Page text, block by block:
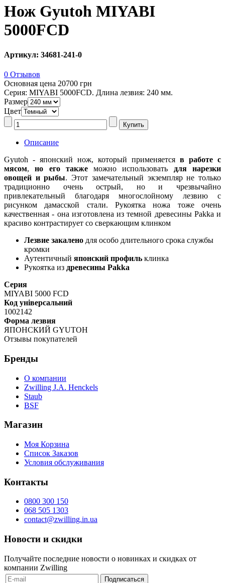
Нож Gyutoh MIYABI
5000FCD
Артикул: 34681-241-0
0 Отзывов
Основная цена 20700 грн
Серия: MIYABI 5000FCD. Длина лезвия: 240 мм.
Размер
Цвет
Описание
Gyutoh - японский нож, который применяется в работе с
мясом,но его такжеможно использовать для нарезки
овощей и рыбы. Этот замечательный экземпляр не только
традиционно очень острый, но и чрезвычайно
привлекательный благодаря многослойному лезвию с
рисунком дамасской стали. Рукоятка ножа тоже очень
качественная - она изготовлена из темной древесины Pakka и
красиво контрастирует со сверкающим клинком
Лезвие закалено для особо длительного срока службы
кромки
Аутентичный японский профиль клинка
Рукоятка из древесины Pakka
Серия
MIYABI 5000 FCD
Код універсальний
1002142
Форма лезвия
ЯПОНСКИЙ GYUTOH
Отзывы покупателей
Бренды
О компании
Zwilling J.A. Henckels
Staub
BSF
Магазин
Моя Корзина
Список Заказов
Условия обслуживания
Контакты
0800 300 150
068 505 1303
contact@zwilling.in.ua
Новости и скидки
Получайте последние новости о новинках и скидках от
компании Zwilling